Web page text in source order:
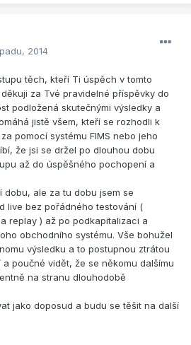
2014
těch, kteří Ti úspěch v tomto
za Tvé pravidelné příspěvky do
podložená skutečnými výsledky a
jistě všem, kteří se rozhodli k
pomocí systému FIMS nebo jeho
že jsi se držel po dlouhou dobu
až do úspěšného pochopení a
dobu, ale za tu dobu jsem se
live bez pořádného testování (
replay ) až po podkapitalizaci a
obchodního systému. Vše bohužel
výsledku a to postupnou ztrátou
poučné vidět, že se někomu dalšímu
na stranu dlouhodobě
jako doposud a budu se těšit na další